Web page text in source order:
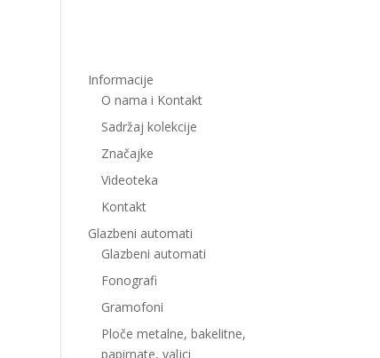
Informacije
O nama i Kontakt
Sadržaj kolekcije
Značajke
Videoteka
Kontakt
Glazbeni automati
Glazbeni automati
Fonografi
Gramofoni
Ploče metalne, bakelitne,
papirnate, valjci